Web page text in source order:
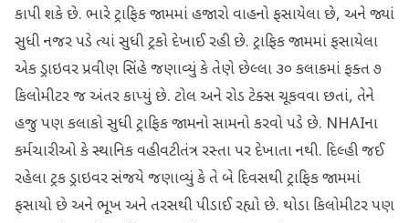
કાપી શકે છે. ભારે ટ્રાફિક જામમાં હજારો વાહનો ફસાયેલા છે, અને જ્યાં
સુધી નજર પડે ત્યાં સુધી ટ્રકો દેખાઈ રહી છે. ટ્રાફિક જામમાં ફસાયેલા
એક ડ્રાઇવર પ્રવીણ સિંહે જણાવ્યું કે તેણે છેલ્લા ૩૦ કલાકમાં ફક્ત ૭
કિલોમીટર જ અંતર કાપ્યું છે. ટોલ અને રોડ ટેક્સ ચૂકવવા છતાં, તેને
હજુ પણ કલાકો સુધી ટ્રાફિક જામનો સામનો કરવો પડે છે. NHAIના
કર્મચારીઓ કે સ્થાનિક વહીવટીતંત્ર રસ્તા પર દેખાતા નથી. દિલ્હી જઈ
રહેલા ટ્રક ડ્રાઇવર સંજયે જણાવ્યું કે તે બે દિવસથી ટ્રાફિક જામમાં
ફસાયો છે અને ભૂખ અને તરસથી પીડાઈ રહ્યો છે. થોડા કિલોમીટર પણ